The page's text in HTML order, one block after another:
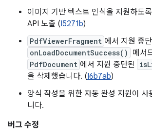
이미지 기반 텍스트 인식을 지원하도록
API 노출 (I5271b)
PdfViewerFragment 에서 지원 중
onLoadDocumentSuccess() 메서
PdfDocument 에서 지원 중단된
을 삭제했습니다. (I6b7ab)
양식 작성을 위한 자동 완성 지원이 사
니다.
버그 수정